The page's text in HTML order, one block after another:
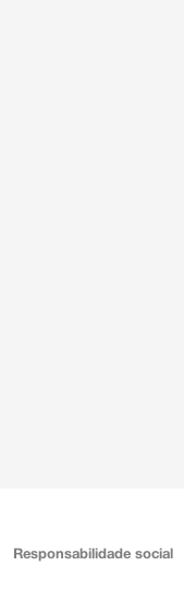
Responsabilidade social